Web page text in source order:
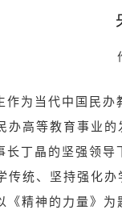
作为当代中国民
办高等教育事业
长丁晶的坚强领
传统、坚持强化
精神的力量》